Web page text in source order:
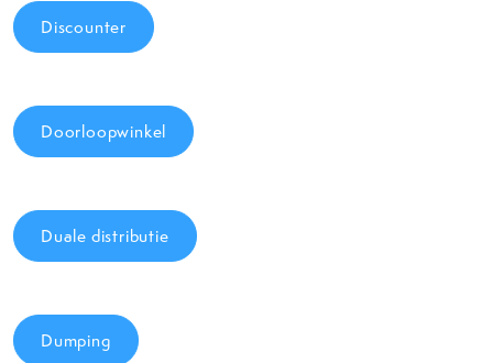
Discounter
Doorloopwinkel
Duale distributie
Dumping